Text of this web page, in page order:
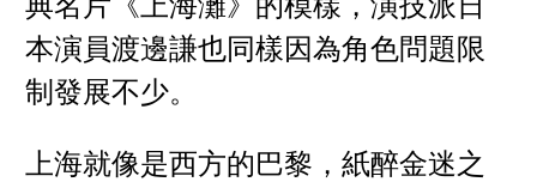
本演員渡邊謙也同樣因為角色問題限
制發展不少。
上海就像是西方的巴黎，紙醉金迷之